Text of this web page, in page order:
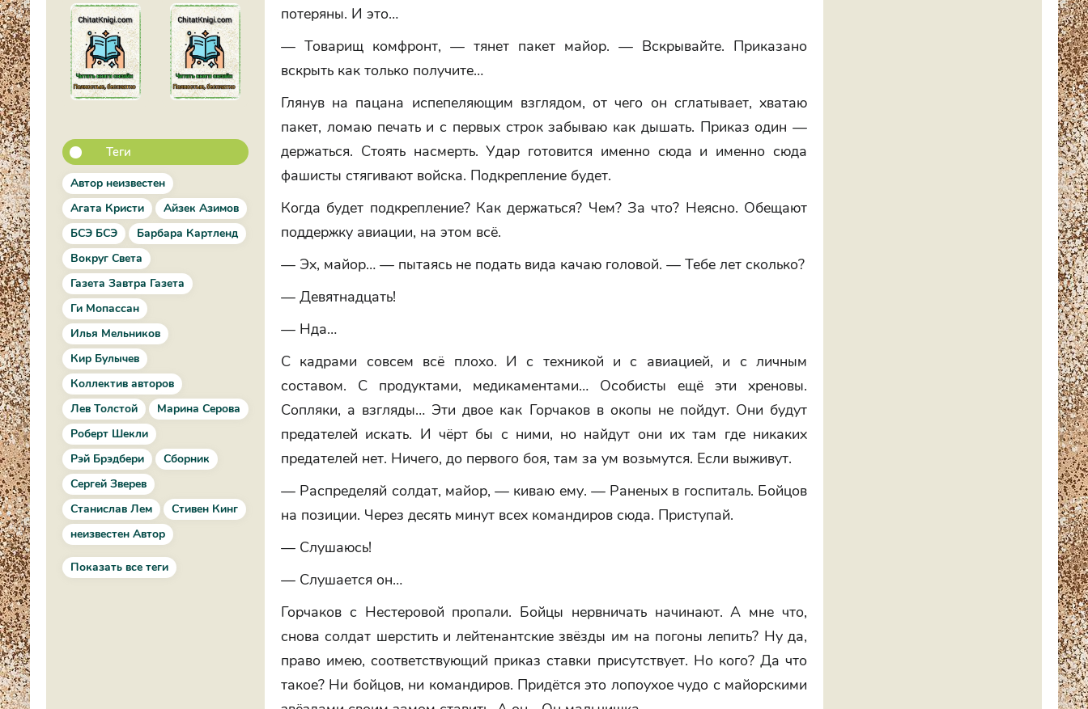
Теги
Автор неизвестен
Агата Кристи
Айзек Азимов
БСЭ БСЭ
Барбара Картленд
Вокруг Света
Газета Завтра Газета
Ги Мопассан
Илья Мельников
Кир Булычев
Коллектив авторов
Лев Толстой
Марина Серова
Роберт Шекли
Рэй Брэдбери
Сборник
Сергей Зверев
Станислав Лем
Стивен Кинг
неизвестен Автор
Показать все теги
потеряны. И это…
— Товарищ комфронт, — тянет пакет майор. — Вскрывайте. Приказано
вскрыть как только получите…
Глянув на пацана испепеляющим взглядом, от чего он сглатывает, хватаю
пакет, ломаю печать и с первых строк забываю как дышать. Приказ один —
держаться. Стоять насмерть. Удар готовится именно сюда и именно сюда
фашисты стягивают войска. Подкрепление будет.
Когда будет подкрепление? Как держаться? Чем? За что? Неясно. Обещают
поддержку авиации, на этом всё.
— Эх, майор… — пытаясь не подать вида качаю головой. — Тебе лет сколько?
— Девятнадцать!
— Нда…
С кадрами совсем всё плохо. И с техникой и с авиацией, и с личным
составом. С продуктами, медикаментами… Особисты ещё эти хреновы.
Сопляки, а взгляды… Эти двое как Горчаков в окопы не пойдут. Они будут
предателей искать. И чёрт бы с ними, но найдут они их там где никаких
предателей нет. Ничего, до первого боя, там за ум возьмутся. Если выживут.
— Распределяй солдат, майор, — киваю ему. — Раненых в госпиталь. Бойцов
на позиции. Через десять минут всех командиров сюда. Приступай.
— Слушаюсь!
— Слушается он…
Горчаков с Нестеровой пропали. Бойцы нервничать начинают. А мне что,
снова солдат шерстить и лейтенантские звёзды им на погоны лепить? Ну да,
право имею, соответствующий приказ ставки присутствует. Но кого? Да что
такое? Ни бойцов, ни командиров. Придётся это лопоухое чудо с майорскими